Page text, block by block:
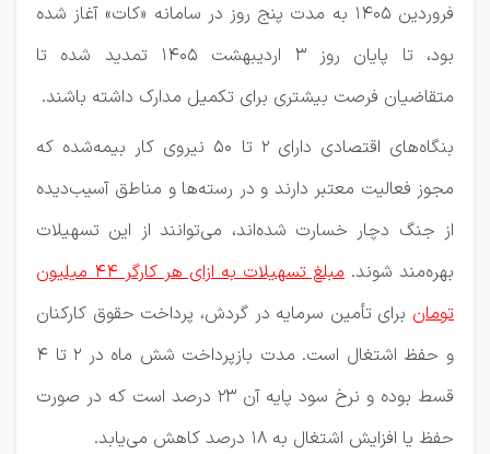
فروردین ۱۴۰۵ به مدت پنج روز در سامانه «کات» آغاز شده
بود، تا پایان روز ۳ اردیبهشت ۱۴۰۵ تمدید شده تا
متقاضیان فرصت بیشتری برای تکمیل مدارک داشته باشند.
بنگاه‌های اقتصادی دارای ۲ تا ۵۰ نیروی کار بیمه‌شده که
مجوز فعالیت معتبر دارند و در رسته‌ها و مناطق آسیب‌دیده
از جنگ دچار خسارت شده‌اند، می‌توانند از این تسهیلات
بهره‌مند شوند.
مبلغ تسهیلات به ازای هر کارگر ۴۴ میلیون
تومان برای تأمین سرمایه در گردش، پرداخت حقوق کارکنان
و حفظ اشتغال است. مدت بازپرداخت شش ماه در ۲ تا ۴
قسط بوده و نرخ سود پایه آن ۲۳ درصد است که در صورت
حفظ یا افزایش اشتغال به ۱۸ درصد کاهش می‌یابد.